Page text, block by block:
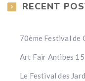
RECENT
70ème Festival de
Art Fair Antibes
Le Festival des